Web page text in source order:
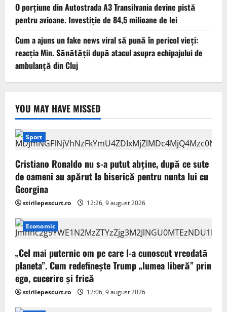
O porțiune din Autostrada A3 Transilvania devine pistă
pentru avioane. Investiție de 84,5 milioane de lei
Cum a ajuns un fake news viral să pună în pericol vieți:
reacția Min. Sănătății după atacul asupra echipajului de
ambulanță din Cluj
YOU MAY HAVE MISSED
Sport
Cristiano Ronaldo nu s-a putut abține, după ce sute
de oameni au apărut la biserică pentru nunta lui cu
Georgina
stirilepescurt.ro 12:26, 9 august 2026
Economic
„Cel mai puternic om pe care l-a cunoscut vreodată
planeta”. Cum redefinește Trump „lumea liberă” prin
ego, cucerire și frică
stirilepescurt.ro 12:06, 9 august 2026